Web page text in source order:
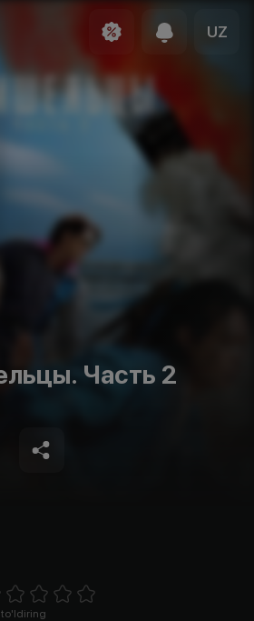
UZ
Часть 2
7 Stars8 Stars
to'ldiring